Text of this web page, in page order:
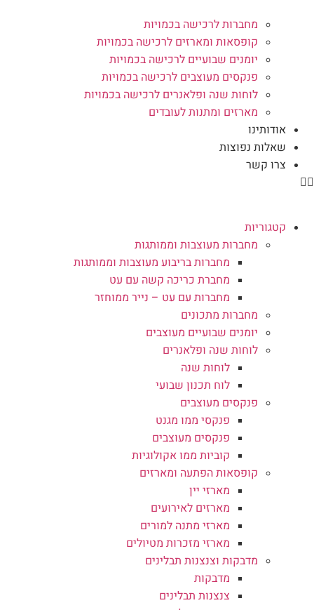
מחברות לרכישה בכמויות
קופסאות ומארזים לרכישה בכמויות
יומנים שבועיים לרכישה בכמויות
פנקסים מעוצבים לרכישה בכמויות
לוחות שנה ופלאנרים לרכישה בכמויות
מארזים ומתנות לעובדים
אודותינו
שאלות נפוצות
צרו קשר
קטגוריות
מחברות מעוצבות וממותגות
מחברות בריבוע מעוצבות וממותגות
מחברת כריכה קשה עם עט
מחברות עם עט – נייר ממוחזר
מחברות מתכונים
יומנים שבועיים מעוצבים
לוחות שנה ופלאנרים
לוחות שנה
לוח תכנון שבועי
פנקסים מעוצבים
פנקסי ממו מגנט
פנקסים מעוצבים
קוביות ממו אקולוגיות
קופסאות הפתעה ומארזים
מארזי יין
מארזים לאירועים
מארזי מתנה למורים
מארזי מזכרות מטיולים
מדבקות וצנצנות תבלינים
מדבקות
צנצנות תבלינים